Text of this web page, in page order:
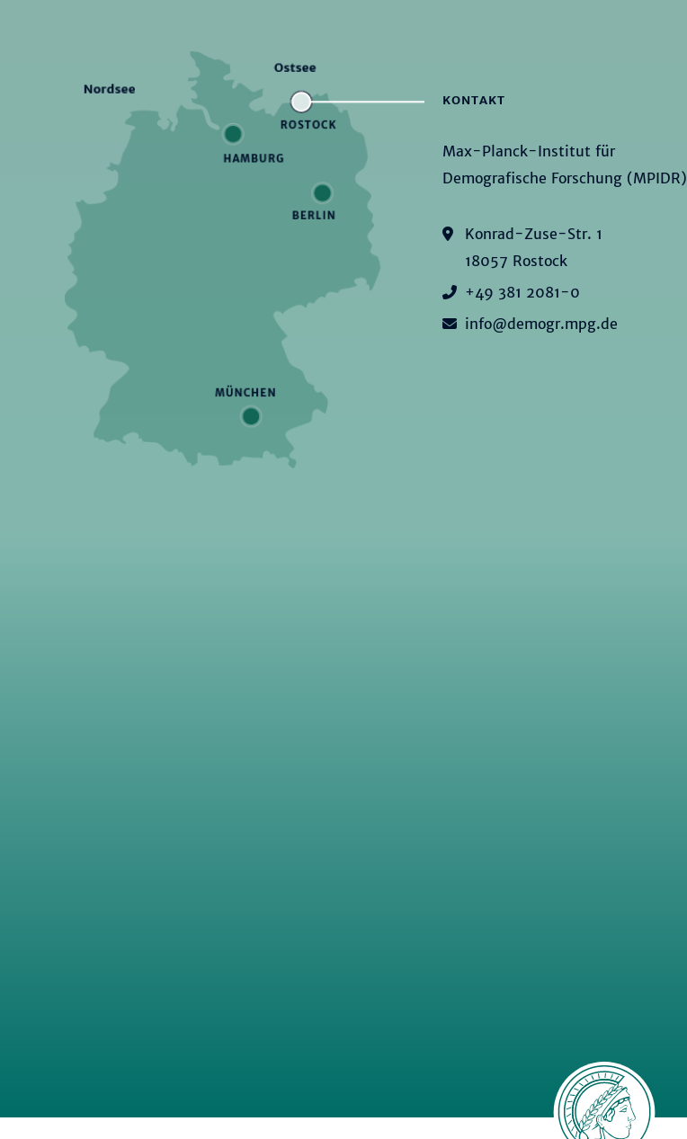
KONTAKT
Max-Planck-Institut für
Demografische Forschung (MPIDR)
Konrad-Zuse-Str. 1
18057 Rostock
+49 381 2081-0
info@demogr.mpg.de